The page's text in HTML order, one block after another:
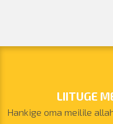
LIITUGE
Hankige oma meilile